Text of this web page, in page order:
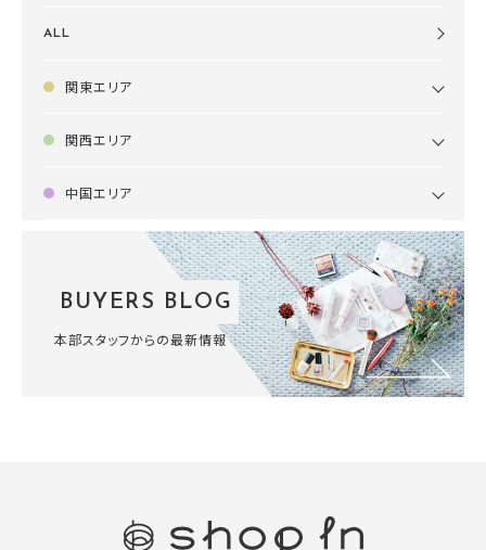
ALL
関東エリア
関西エリア
中国エリア
BUYERS BLOG
本部スタッフからの最新情報